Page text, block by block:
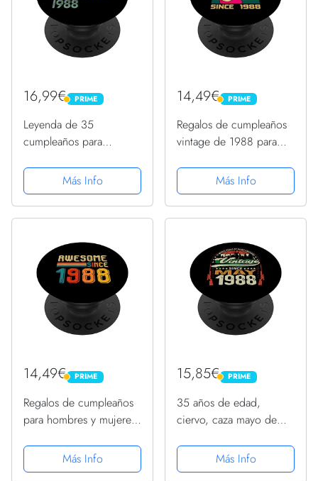
16,99€ PRIME
PRIME
Leyenda de 35
cumpleaños para
desde febrero de 1988
PopSockets PopGrip
Intercambiable
Más Info
14,49€ PRIME
PRIME
Regalos de cumpleaños
vintage de 1988 para
nacidas en 1988
PopSockets PopGrip
Intercambiable
Más Info
14,49€ PRIME
PRIME
Regalos de cumpleaños
para hombres y mujeres
impresionante desde
1988 PopSockets
Más Info
15,85€ PRIME
PRIME
35 años de edad,
ciervo, caza mayo de
cumpleaños PopSockets
PopGrip Intercambiable
Más Info